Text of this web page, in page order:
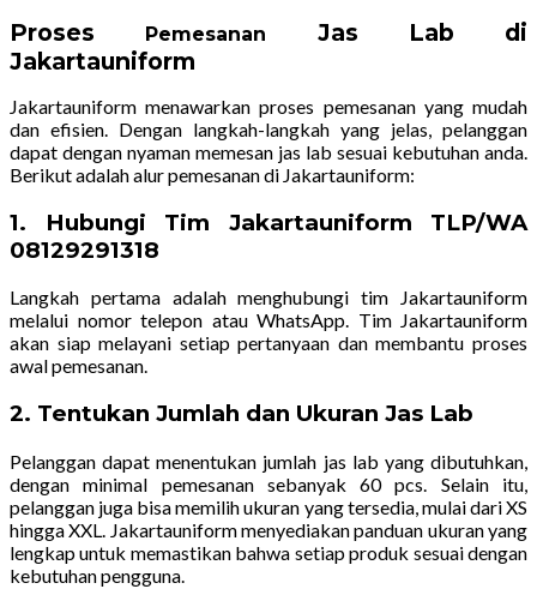
Proses Pemesanan
Jas Lab di
Jakartauniform
Jakartauniform menawarkan proses pemesanan yang mudah
dan efisien. Dengan langkah-langkah yang jelas, pelanggan
dapat dengan nyaman memesan jas lab sesuai kebutuhan anda.
Berikut adalah alur pemesanan di Jakartauniform:
1. Hubungi Tim Jakartauniform TLP/WA
08129291318
Langkah pertama adalah menghubungi tim Jakartauniform
melalui nomor telepon atau WhatsApp. Tim Jakartauniform
akan siap melayani setiap pertanyaan dan membantu proses
awal pemesanan.
2. Tentukan Jumlah dan Ukuran Jas Lab
Pelanggan dapat menentukan jumlah jas lab yang dibutuhkan,
dengan minimal pemesanan sebanyak 60 pcs. Selain itu,
pelanggan juga bisa memilih ukuran yang tersedia, mulai dari XS
hingga XXL. Jakartauniform menyediakan panduan ukuran yang
lengkap untuk memastikan bahwa setiap produk sesuai dengan
kebutuhan pengguna.